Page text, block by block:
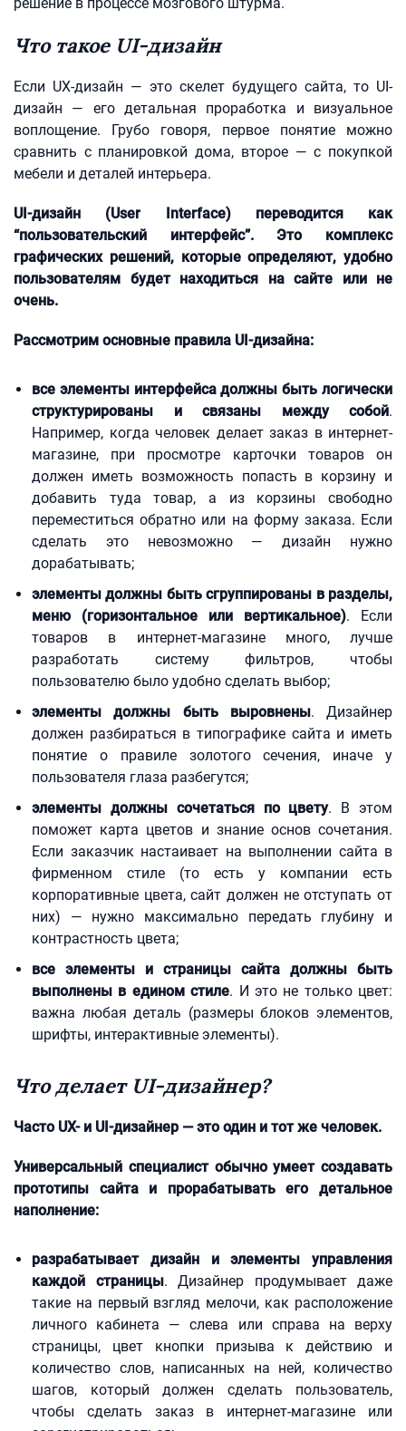
Что такое UI-дизайн
Если UХ-дизайн — это скелет будущего сайта, то UI-
дизайн — его детальная проработка и визуальное
воплощение. Грубо говоря, первое понятие можно
сравнить с планировкой дома, второе — с покупкой
мебели и деталей интерьера.
UI-дизайн (User Interface) переводится как
“пользовательский интерфейс”. Это комплекс
графических решений, которые определяют, удобно
пользователям будет находиться на сайте или не
очень.
Рассмотрим основные правила UI-дизайна:
все элементы интерфейса должны быть логически
структурированы и связаны между собой.
Например, когда человек делает заказ в интернет-
магазине, при просмотре карточки товаров он
должен иметь возможность попасть в корзину и
добавить туда товар, а из корзины свободно
переместиться обратно или на форму заказа. Если
сделать это невозможно — дизайн нужно
дорабатывать;
элементы должны быть сгруппированы в разделы,
меню (горизонтальное или вертикальное). Если
товаров в интернет-магазине много, лучше
разработать систему фильтров, чтобы
пользователю было удобно сделать выбор;
элементы должны быть выровнены. Дизайнер
должен разбираться в типографике сайта и иметь
понятие о правиле золотого сечения, иначе у
пользователя глаза разбегутся;
элементы должны сочетаться по цвету. В этом
поможет карта цветов и знание основ сочетания.
Если заказчик настаивает на выполнении сайта в
фирменном стиле (то есть у компании есть
корпоративные цвета, сайт должен не отступать от
них) — нужно максимально передать глубину и
контрастность цвета;
все элементы и страницы сайта должны быть
выполнены в едином стиле. И это не только цвет:
важна любая деталь (размеры блоков элементов,
шрифты, интерактивные элементы).
Что делает UI-дизайнер?
Часто UX- и UI-дизайнер — это один и тот же человек.
Универсальный специалист обычно умеет создавать
прототипы сайта и прорабатывать его детальное
наполнение:
разрабатывает дизайн и элементы управления
каждой страницы. Дизайнер продумывает даже
такие на первый взгляд мелочи, как расположение
личного кабинета — слева или справа на верху
страницы, цвет кнопки призыва к действию и
количество слов, написанных на ней, количество
шагов, который должен сделать пользователь,
чтобы сделать заказ в интернет-магазине или